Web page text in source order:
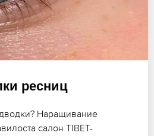
ресниц
Наращивание
салон TIBET-